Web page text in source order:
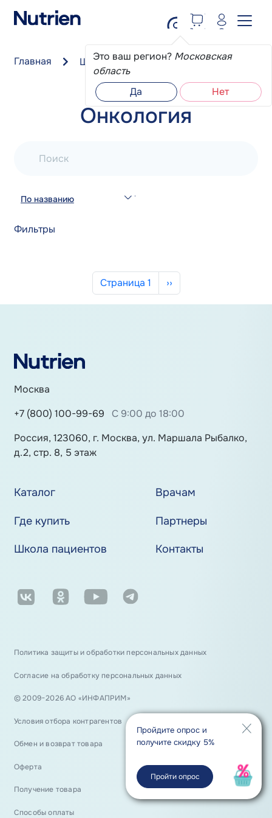
Это ваш регион? Московская
область
Да
Нет
Главная Школа пациента Онкология
Онкология
Поиск
По названию
Фильтры
Нумерация страниц
Страница 1 Следующая страница
››
Пройдите опрос и
получите скидку 5%
Пройти опрос
Москва
+7 (800) 100-99-69
С 9:00 до 18:00
Россия, 123060, г. Москва, ул. Маршала Рыбалко,
д.2, стр. 8, 5 этаж
Каталог
Врачам
Где купить
Партнеры
Школа пациентов
Контакты
Политика защиты и обработки персональных данных
Согласие на обработку персональных данных
© 2009−2026 АО «ИНФАПРИМ»
Условия отбора контрагентов
Обмен и возврат товара
Оферта
Получение товара
Способы оплаты